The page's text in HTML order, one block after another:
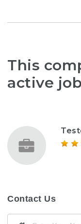
This
active
Contact Us